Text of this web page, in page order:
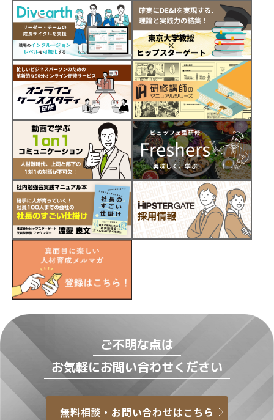
ご不明な点は
お気軽にお問い合わせください
無料相談・お問い合わせはこちら